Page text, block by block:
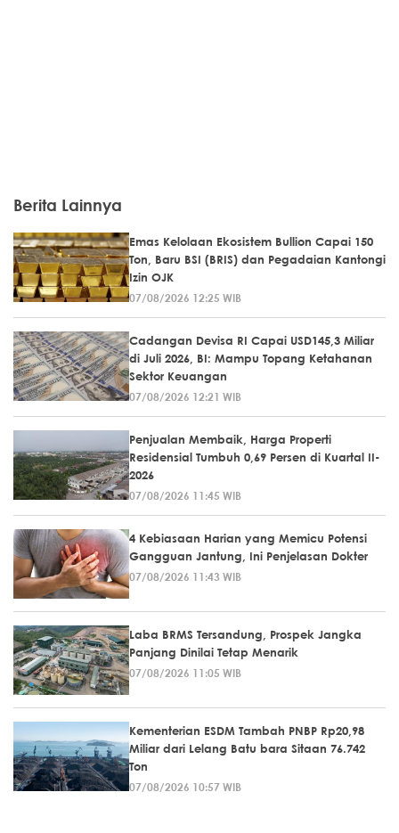
Berita Lainnya
Emas Kelolaan Ekosistem Bullion Capai 150
Ton, Baru BSI (BRIS) dan Pegadaian Kantongi
Izin OJK
07/08/2026 12:25 WIB
Cadangan Devisa RI Capai USD145,3 Miliar
di Juli 2026, BI: Mampu Topang Ketahanan
Sektor Keuangan
07/08/2026 12:21 WIB
Penjualan Membaik, Harga Properti
Residensial Tumbuh 0,69 Persen di Kuartal II-
2026
07/08/2026 11:45 WIB
4 Kebiasaan Harian yang Memicu Potensi
Gangguan Jantung, Ini Penjelasan Dokter
07/08/2026 11:43 WIB
Laba BRMS Tersandung, Prospek Jangka
Panjang Dinilai Tetap Menarik
07/08/2026 11:05 WIB
Kementerian ESDM Tambah PNBP Rp20,98
Miliar dari Lelang Batu bara Sitaan 76.742
Ton
07/08/2026 10:57 WIB